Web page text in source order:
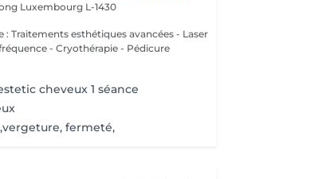
Luxembourg L-1430
Traitements esthétiques avancées - Laser
- Cryothérapie - Pédicure
cheveux 1 séance
fermeté,